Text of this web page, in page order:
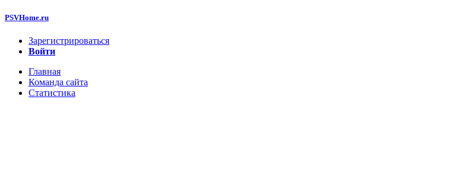
PSVHome.ru
Зарегистрироваться
Войти
Главная
Команда сайта
Статистика